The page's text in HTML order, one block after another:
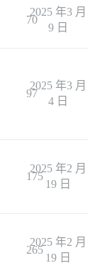
70
2025 年3 月
9 日
97
2025 年3 月
4 日
175
2025 年2 月
19 日
265
2025 年2 月
19 日